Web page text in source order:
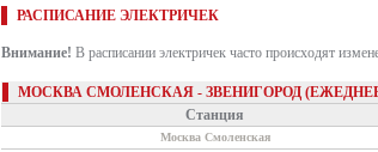
РАСПИСАНИЕ ЭЛЕКТРИЧЕК
Внимание! В расписании электричек часто происходят
МОСКВА СМОЛЕНСКАЯ - ЗВЕНИГОРОД
Станция
Москва Смоленская